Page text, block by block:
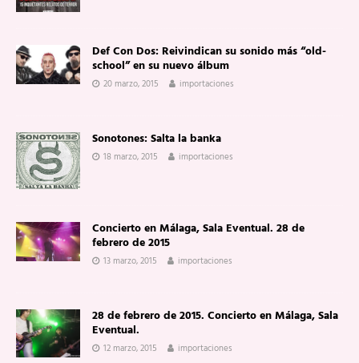
Def Con Dos: Reivindican su sonido más “old-
school” en su nuevo álbum
20 marzo, 2015 importaciones
Sonotones: Salta la banka
18 marzo, 2015 importaciones
Concierto en Málaga, Sala Eventual. 28 de
febrero de 2015
13 marzo, 2015 importaciones
28 de febrero de 2015. Concierto en Málaga, Sala
Eventual.
12 marzo, 2015 importaciones